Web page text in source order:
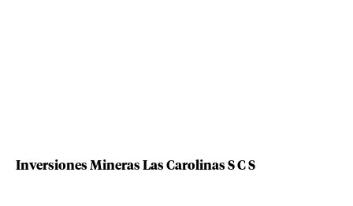
Inversiones Mineras Las Carolinas S C S